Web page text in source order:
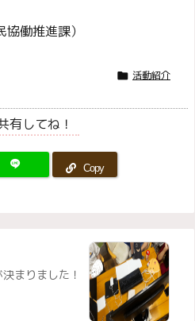
働推進課）
 活動紹介
有してね！
Copy
まりました！